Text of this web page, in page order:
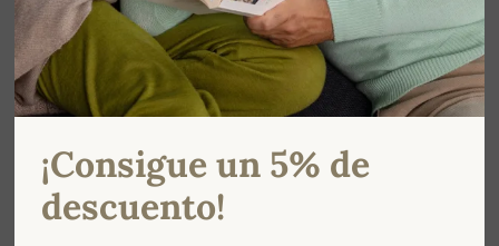
¡Consigue un 5% de
descuento!